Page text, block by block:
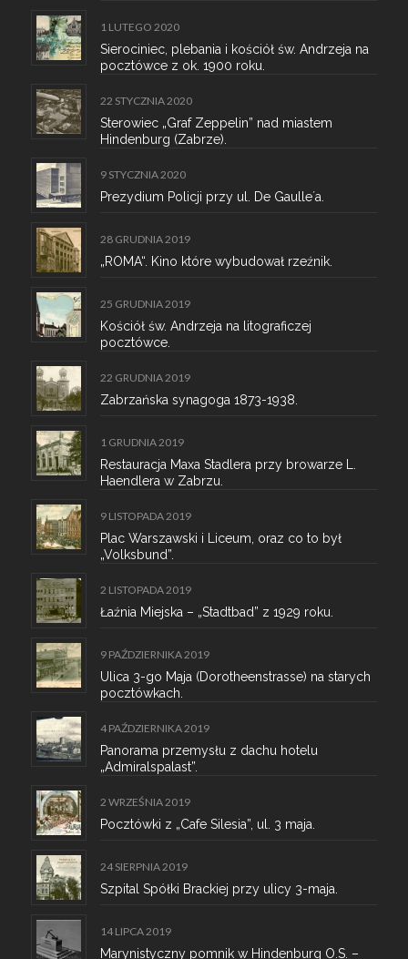
1 LUTEGO 2020
Sierociniec, plebania i kościół św. Andrzeja na
pocztówce z ok. 1900 roku.
22 STYCZNIA 2020
Sterowiec „Graf Zeppelin” nad miastem
Hindenburg (Zabrze).
9 STYCZNIA 2020
Prezydium Policji przy ul. De Gaulle´a.
28 GRUDNIA 2019
„ROMA“. Kino które wybudował rzeźnik.
25 GRUDNIA 2019
Kościół św. Andrzeja na litograficzej
pocztówce.
22 GRUDNIA 2019
Zabrzańska synagoga 1873-1938.
1 GRUDNIA 2019
Restauracja Maxa Stadlera przy browarze L.
Haendlera w Zabrzu.
9 LISTOPADA 2019
Plac Warszawski i Liceum, oraz co to był
„Volksbund”.
2 LISTOPADA 2019
Łaźnia Miejska – „Stadtbad” z 1929 roku.
9 PAŹDZIERNIKA 2019
Ulica 3-go Maja (Dorotheenstrasse) na starych
pocztówkach.
4 PAŹDZIERNIKA 2019
Panorama przemysłu z dachu hotelu
„Admiralspalast”.
2 WRZEŚNIA 2019
Pocztówki z „Cafe Silesia”, ul. 3 maja.
24 SIERPNIA 2019
Szpital Spółki Brackiej przy ulicy 3-maja.
14 LIPCA 2019
Marynistyczny pomnik w Hindenburg O.S. –